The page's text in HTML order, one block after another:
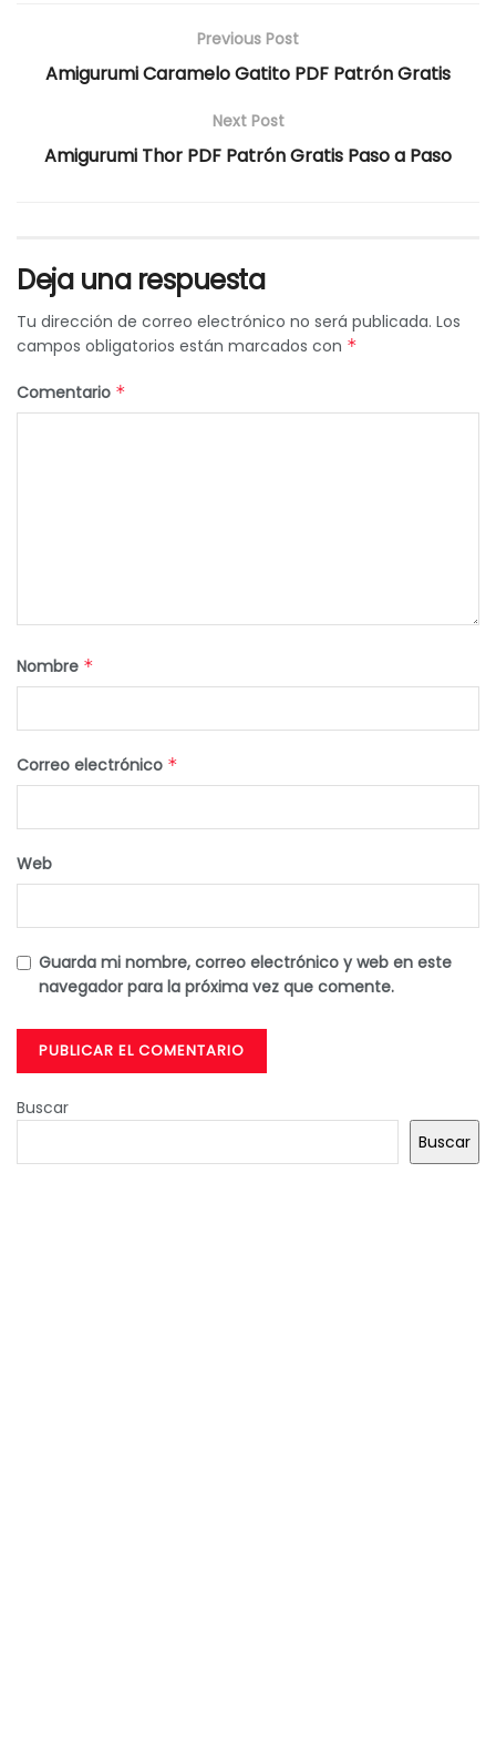
Previous Post
Amigurumi Caramelo Gatito PDF Patrón Gratis
Next Post
Amigurumi Thor PDF Patrón Gratis Paso a Paso
Deja una respuesta
Tu dirección de correo electrónico no será publicada. Los
campos obligatorios están marcados con *
Comentario *
Nombre *
Correo electrónico *
Web
Guarda mi nombre, correo electrónico y web en este
navegador para la próxima vez que comente.
Buscar
Buscar